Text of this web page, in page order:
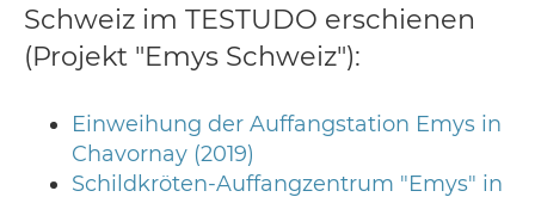
Schweiz im TESTUDO erschienen
(Projekt "Emys Schweiz"):
Einweihung der Auffangstation Emys in
Chavornay (2019)
Schildkröten-Auffangzentrum "Emys" in